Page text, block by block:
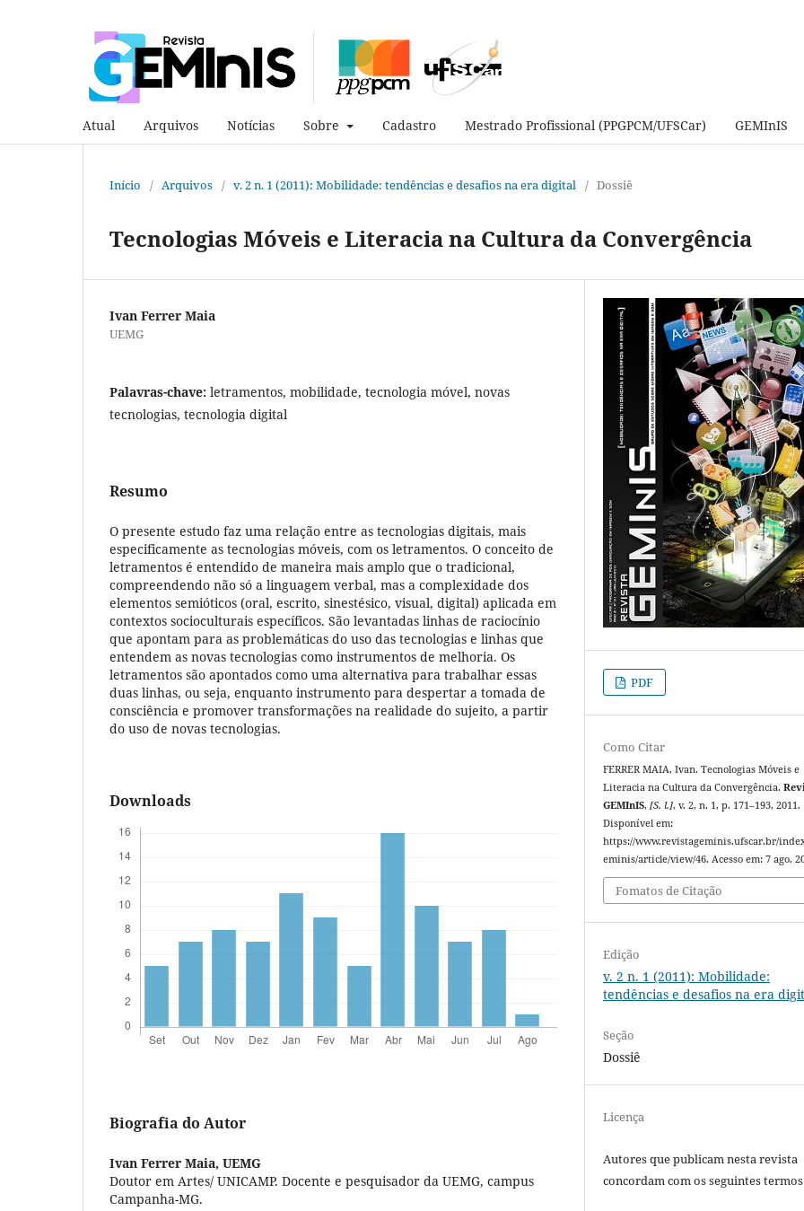
Atual Arquivos Notícias Sobre Cadastro Mestrado Profissional (PPGPCM/UFSCar) GEMInIS
Início / Arquivos / v. 2 n. 1 (2011): Mobilidade: tendências e desafios na era digital / Dossiê
Tecnologias Móveis e Literacia na Cultura da Convergência
Ivan Ferrer Maia
UEMG
Palavras-chave: letramentos, mobilidade, tecnologia móvel, novas
tecnologias, tecnologia digital
Resumo
O presente estudo faz uma relação entre as tecnologias digitais, mais
especificamente as tecnologias móveis, com os letramentos. O conceito de
letramentos é entendido de maneira mais amplo que o tradicional,
compreendendo não só a linguagem verbal, mas a complexidade dos
elementos semióticos (oral, escrito, sinestésico, visual, digital) aplicada em
contextos socioculturais específicos. São levantadas linhas de raciocínio
que apontam para as problemáticas do uso das tecnologias e linhas que
entendem as novas tecnologias como instrumentos de melhoria. Os
letramentos são apontados como uma alternativa para trabalhar essas
duas linhas, ou seja, enquanto instrumento para despertar a tomada de
consciência e promover transformações na realidade do sujeito, a partir
do uso de novas tecnologias.
Downloads
Biografia do Autor
Ivan Ferrer Maia, UEMG
Doutor em Artes/ UNICAMP. Docente e pesquisador da UEMG, campus
Campanha-MG.
PDF
Como Citar
FERRER MAIA, Ivan. Tecnologias Móveis e
Literacia na Cultura da Convergência.
GEMInIS,[S. l.], v. 2, n. 1, p. 171–193, 2011.
Disponível em:
https://www.revistageminis.ufscar.br/
eminis/article/view/46. Acesso em: 7 ago.
Fomatos de Citação
Edição
v. 2 n. 1 (2011): Mobilidade:
tendências e desafios na era
Seção
Dossiê
Licença
Autores que publicam nesta revista
concordam com os seguintes